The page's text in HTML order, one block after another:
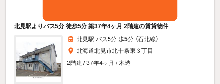
北見駅よりバス5分 徒歩5分 築37年4ヶ月 2階建の賃貸物件
北見駅 バス5分 歩5分 （石北線）
北海道北見市北十条東３丁目
2階建 / 37年4ヶ月 / 木造